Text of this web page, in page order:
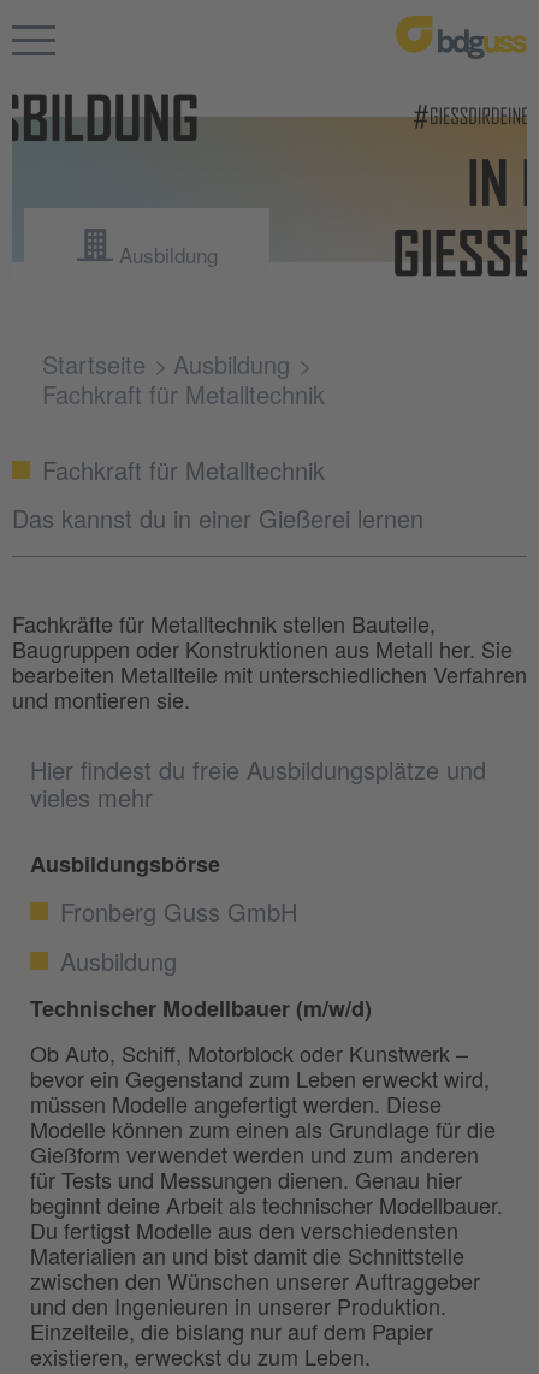
Ausbildung
Startseite
Ausbildung
Fachkraft für Metalltechnik
Hier findest du freie Ausbildungsplätze und
vieles mehr
Ausbildungsbörse
Fronberg Guss GmbH
Ausbildung
Technischer Modellbauer (m/w/d)
Ob Auto, Schiff, Motorblock oder Kunstwerk –
bevor ein Gegenstand zum Leben erweckt wird,
müssen Modelle angefertigt werden. Diese
Modelle können zum einen als Grundlage für die
Gießform verwendet werden und zum anderen
für Tests und Messungen dienen. Genau hier
beginnt deine Arbeit als technischer Modellbauer.
Du fertigst Modelle aus den verschiedensten
Materialien an und bist damit die Schnittstelle
zwischen den Wünschen unserer Auftraggeber
und den Ingenieuren in unserer Produktion.
Einzelteile, die bislang nur auf dem Papier
existieren, erweckst du zum Leben.
Fachkraft für Metalltechnik
Das kannst du in einer Gießerei lernen
Fachkräfte für Metalltechnik stellen Bauteile,
Baugruppen oder Konstruktionen aus Metall her. Sie
bearbeiten Metallteile mit unterschiedlichen Verfahren
und montieren sie.